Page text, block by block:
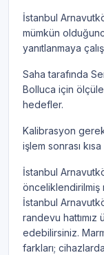
İstanbul
mümkün
yanıtlanmaya
Saha tarafında
Bolluca için
hedefler.
Kalibrasyon
işlem sonrası
İstanbul
İstanbul
randevu
edebilirsiniz.
farkları;